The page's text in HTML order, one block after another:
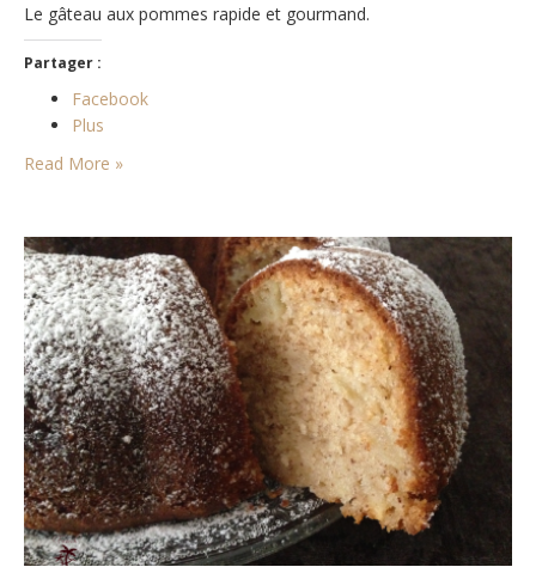
Le gâteau aux pommes rapide et gourmand.
Partager :
Facebook
Plus
Read More »